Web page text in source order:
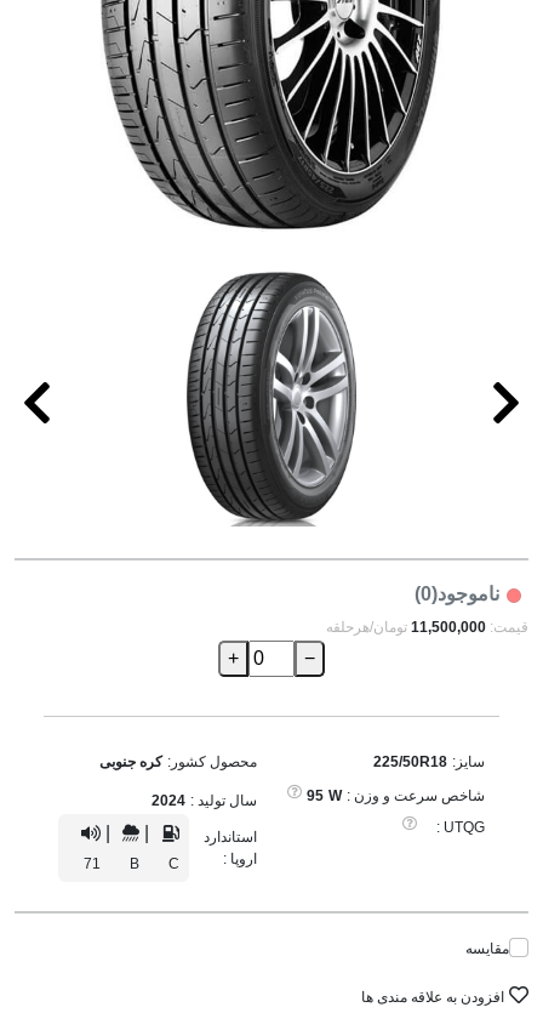
ناموجود(0)
قیمت: 11,500,000 تومان/هرحلقه
−
+
سایز: 225/50R18
شاخص سرعت و وزن : W
95
UTQG :
محصول کشور: کره جنوبی
سال تولید : 2024
استاندارد
اروپا :
C
B
71
مقایسه
افزودن به علاقه مندی ها